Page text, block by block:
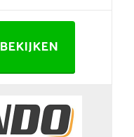
BEKIJKEN